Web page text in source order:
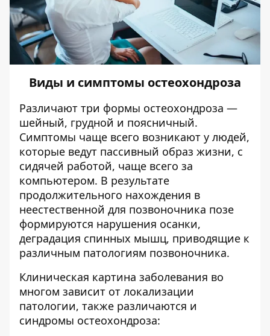
Виды и симптомы остеохондроза
Различают три формы остеохондроза —
шейный, грудной и поясничный.
Симптомы чаще всего возникают у людей,
которые ведут пассивный образ жизни, с
сидячей работой, чаще всего за
компьютером. В результате
продолжительного нахождения в
неестественной для позвоночника позе
формируются нарушения осанки,
деградация спинных мышц, приводящие к
различным патологиям позвоночника.
Клиническая картина заболевания во
многом зависит от локализации
патологии, также различаются и
синдромы остеохондроза: